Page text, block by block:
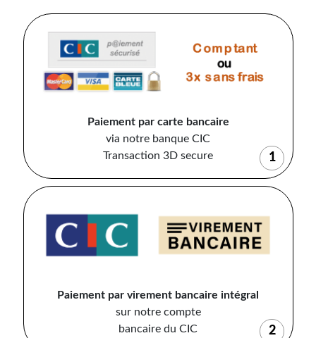
Paiement par carte bancaire
via notre banque CIC
Transaction 3D secure
1
Paiement par virement bancaire intégral
sur notre compte
bancaire du CIC
2